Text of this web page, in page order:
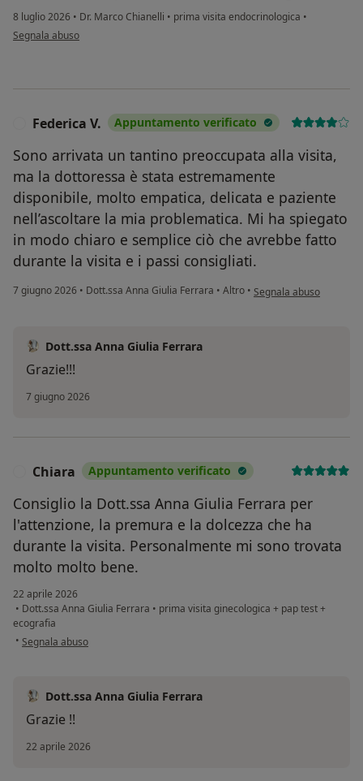
8 luglio 2026 • Dr. Marco Chianelli • prima visita endocrinologica •
secondo l'opinione dell'utente Francesca Di Libwrto
Segnala abuso
Federica V. Appuntamento verificato
Sono arrivata un tantino preoccupata alla visita,
ma la dottoressa è stata estremamente
disponibile, molto empatica, delicata e paziente
nell’ascoltare la mia problematica. Mi ha spiegato
in modo chiaro e semplice ciò che avrebbe fatto
durante la visita e i passi consigliati.
7 giugno 2026 • Dott.ssa Anna Giulia Ferrara • Altro • secondo l'opinione
Segnala abuso
Dott.ssa Anna Giulia Ferrara
Grazie!!!
7 giugno 2026
Chiara Appuntamento verificato
Consiglio la Dott.ssa Anna Giulia Ferrara per
l'attenzione, la premura e la dolcezza che ha
durante la visita. Personalmente mi sono trovata
molto molto bene.
22 aprile 2026
• Dott.ssa Anna Giulia Ferrara • prima visita ginecologica + pap test +
ecografia
• secondo l'opinione dell'utente Chiara
Segnala abuso
Dott.ssa Anna Giulia Ferrara
Grazie !!
22 aprile 2026